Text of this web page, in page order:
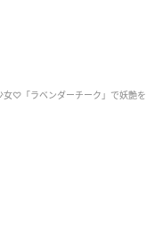
からお伝えしたい
です！」。
女♡「ラベンダーチーク」で妖艶を